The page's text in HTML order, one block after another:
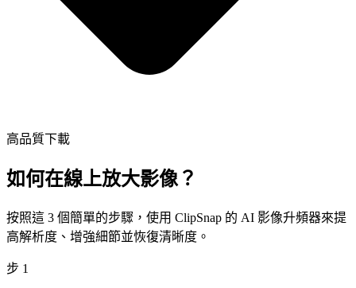
高品質下載
如何在線上放大影像？
按照這 3 個簡單的步驟，使用 ClipSnap 的 AI 影像升頻器來提
高解析度、增強細節並恢復清晰度。
步 1